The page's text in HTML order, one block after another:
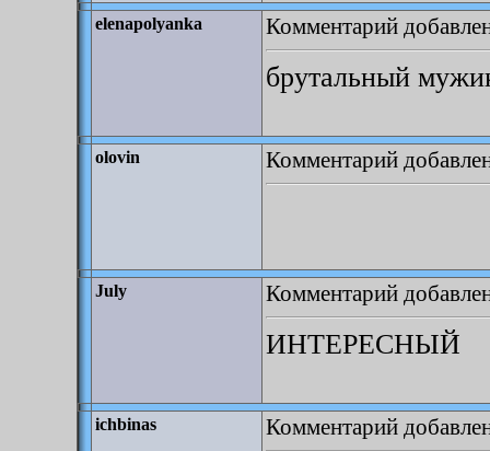
elenapolyanka Комментарий
брутальный
olovin Комментарий
July Комментарий
ИНТЕРЕСНЫЙ
ichbinas Комментарий